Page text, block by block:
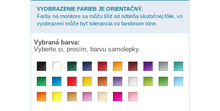
VYOBRAZENIE FARIEB JE ORIENTAČNÝ.
Farby na monitore sa môžu líšiť od odtieňa skutočnej fólie, vo
vyobrazení môže byť tolerancia vo farebnom tóne.
Vybraná barva:
Vyberte si, prosím, barvu samolepky.